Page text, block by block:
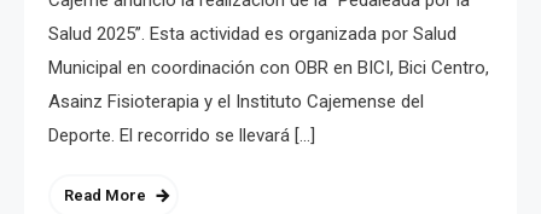
Salud 2025”. Esta actividad es organizada por Salud
Municipal en coordinación con OBR en BICI, Bici Centro,
Asainz Fisioterapia y el Instituto Cajemense del
Deporte. El recorrido se llevará […]
Read More